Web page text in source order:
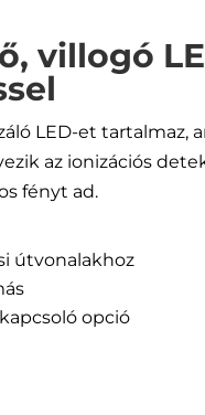
villogó
LED-et tartalmaz,
az ionizációs
fényt ad.
útvonalakhoz
opció